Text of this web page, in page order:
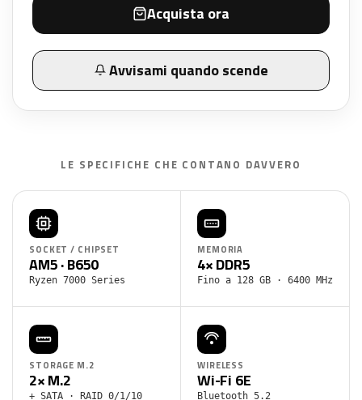
Acquista ora
Avvisami quando scende
LE SPECIFICHE CHE CONTANO DAVVERO
SOCKET / CHIPSET
AM5 · B650
Ryzen 7000 Series
MEMORIA
4× DDR5
Fino a 128 GB · 6400 MHz
STORAGE M.2
2× M.2
+ SATA · RAID 0/1/10
WIRELESS
Wi-Fi 6E
Bluetooth 5.2